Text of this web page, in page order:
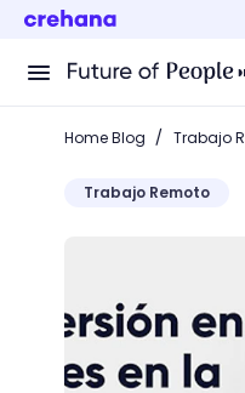
Home Blog / Trabajo
Trabajo Remoto
Webinar: